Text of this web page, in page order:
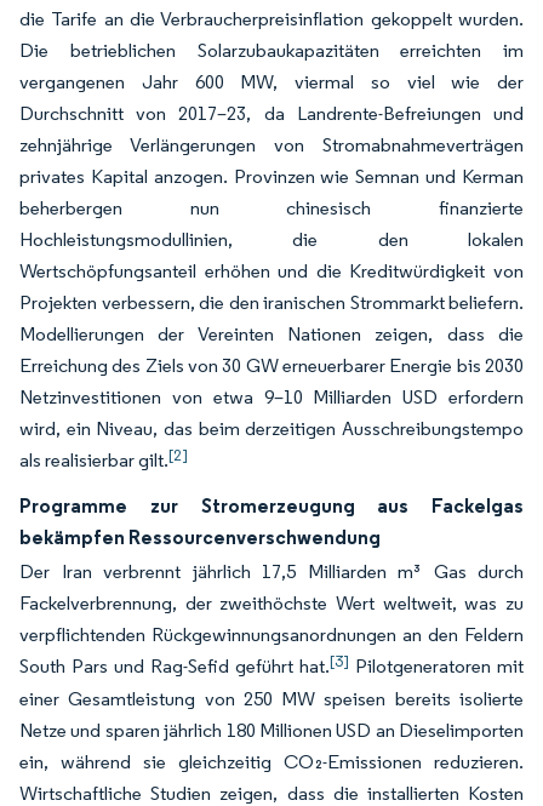
die Tarife an die Verbraucherpreisinflation gekoppelt wurden.
Die betrieblichen Solarzubaukapazitäten erreichten im
vergangenen Jahr 600 MW, viermal so viel wie der
Durchschnitt von 2017–23, da Landrente-Befreiungen und
zehnjährige Verlängerungen von Stromabnahmeverträgen
privates Kapital anzogen. Provinzen wie Semnan und Kerman
beherbergen nun chinesisch finanzierte
Hochleistungsmodullinien, die den lokalen
Wertschöpfungsanteil erhöhen und die Kreditwürdigkeit von
Projekten verbessern, die den iranischen Strommarkt beliefern.
Modellierungen der Vereinten Nationen zeigen, dass die
Erreichung des Ziels von 30 GW erneuerbarer Energie bis 2030
Netzinvestitionen von etwa 9–10 Milliarden USD erfordern
wird, ein Niveau, das beim derzeitigen Ausschreibungstempo
als realisierbar gilt.[2]
Programme zur Stromerzeugung aus Fackelgas
bekämpfen Ressourcenverschwendung
Der Iran verbrennt jährlich 17,5 Milliarden m³ Gas durch
Fackelverbrennung, der zweithöchste Wert weltweit, was zu
verpflichtenden Rückgewinnungsanordnungen an den Feldern
South Pars und Rag-Sefid geführt hat.[3] Pilotgeneratoren mit
einer Gesamtleistung von 250 MW speisen bereits isolierte
Netze und sparen jährlich 180 Millionen USD an Dieselimporten
ein, während sie gleichzeitig CO₂-Emissionen reduzieren.
Wirtschaftliche Studien zeigen, dass die installierten Kosten